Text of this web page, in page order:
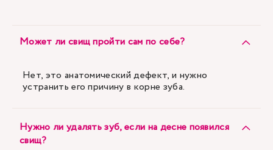
Может ли свищ пройти сам по себе?
Нет, это анатомический дефект, и нужно
устранить его причину в корне зуба.
Нужно ли удалять зуб, если на десне появился
свищ?